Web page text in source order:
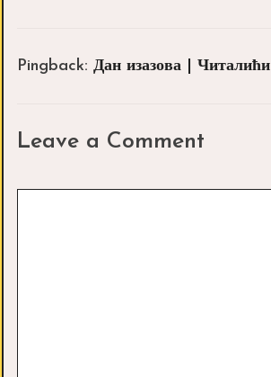
Pingback: Дан изазова | Читалићи
Leave a Comment